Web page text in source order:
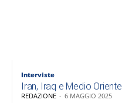
Interviste
Iran, Iraq e Medio Oriente
REDAZIONE - 6 MAGGIO 2025